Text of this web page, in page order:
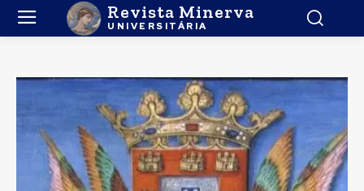
Revista Minerva
UNIVERSITÁRIA